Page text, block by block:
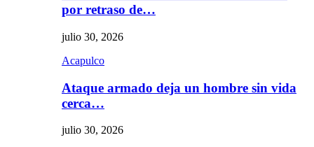
por retraso de…
julio 30, 2026
Acapulco
Ataque armado deja un hombre sin vida
cerca…
julio 30, 2026